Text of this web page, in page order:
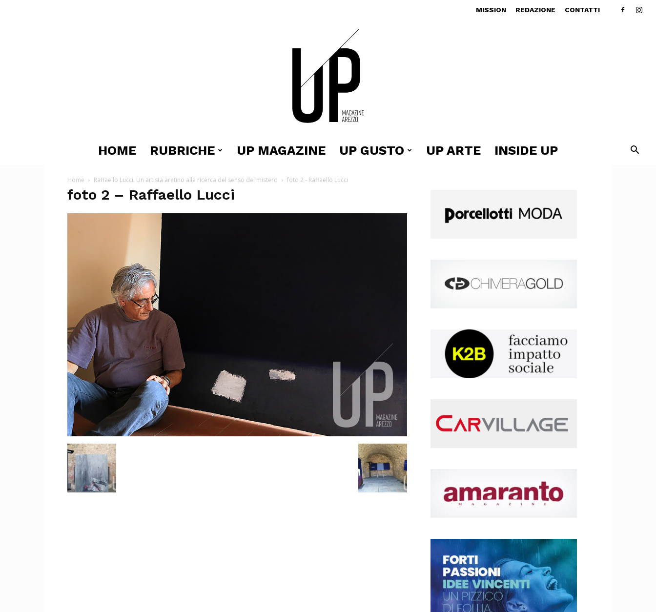
MISSION REDAZIONE CONTATTI
HOME RUBRICHE UP MAGAZINE UP GUSTO UP ARTE INSIDE UP
Home Raffaello Lucci. Un artista aretino alla ricerca del senso del mistero foto 2 - Raffaello Lucci
foto 2 – Raffaello Lucci